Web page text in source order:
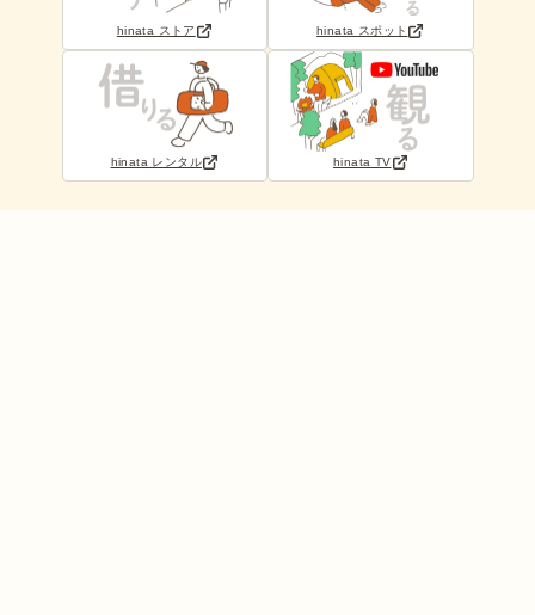
hinata ストア hinata スポット
hinata レンタル hinata TV